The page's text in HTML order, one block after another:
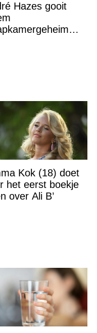
Hazes gooit
Kok (18) doet
het eerst boekje
over Ali B’